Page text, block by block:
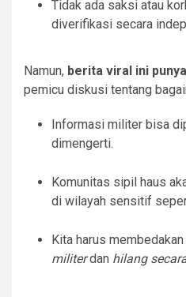
Tidak ada saksi atau
diverifikasi secara
Namun, berita viral ini
pemicu diskusi tentang
Informasi militer bisa
dimengerti.
Komunitas sipil haus
di wilayah sensitif
Kita harus membedakan
militerdan hilang